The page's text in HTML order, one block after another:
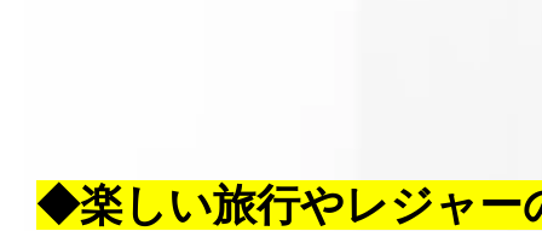
◆楽しい旅行やレジャー